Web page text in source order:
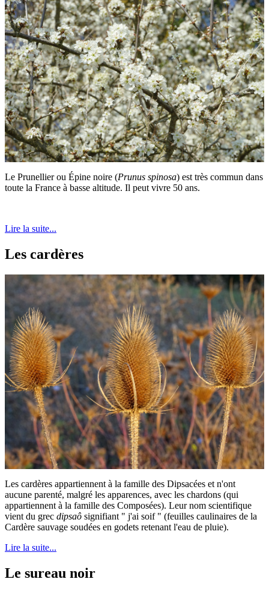
Le Prunellier ou Épine noire (Prunus spinosa) est très commun dans
toute la France à basse altitude. Il peut vivre 50 ans.
Lire la suite...
Les cardères
Les cardères appartiennent à la famille des Dipsacées et n'ont
aucune parenté, malgré les apparences, avec les chardons (qui
appartiennent à la famille des Composées). Leur nom scientifique
vient du grec dipsaô signifiant " j'ai soif " (feuilles caulinaires de la
Cardère sauvage soudées en godets retenant l'eau de pluie).
Lire la suite...
Le sureau noir